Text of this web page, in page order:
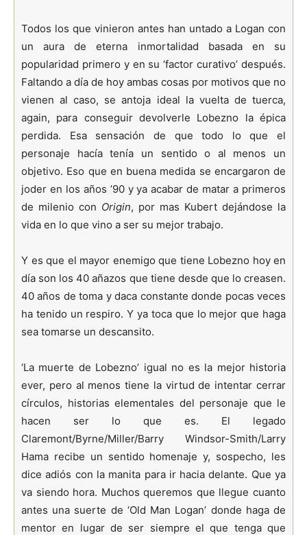
Todos los que vinieron antes han untado a Logan con
un aura de eterna inmortalidad basada en su
popularidad primero y en su ‘factor curativo’ después.
Faltando a día de hoy ambas cosas por motivos que no
vienen al caso, se antoja ideal la vuelta de tuerca,
again, para conseguir devolverle Lobezno la épica
perdida. Esa sensación de que todo lo que el
personaje hacía tenía un sentido o al menos un
objetivo. Eso que en buena medida se encargaron de
joder en los años ’90 y ya acabar de matar a primeros
de milenio con Origin, por mas Kubert dejándose la
vida en lo que vino a ser su mejor trabajo.
Y es que el mayor enemigo que tiene Lobezno hoy en
día son los 40 añazos que tiene desde que lo creasen.
40 años de toma y daca constante donde pocas veces
ha tenido un respiro. Y ya toca que lo mejor que haga
sea tomarse un descansito.
‘La muerte de Lobezno’ igual no es la mejor historia
ever, pero al menos tiene la virtud de intentar cerrar
círculos, historias elementales del personaje que le
hacen ser lo que es. El legado
Claremont/Byrne/Miller/Barry Windsor-Smith/Larry
Hama recibe un sentido homenaje y, sospecho, les
dice adiós con la manita para ir hacia delante. Que ya
va siendo hora. Muchos queremos que llegue cuanto
antes una suerte de ‘Old Man Logan’ donde haga de
mentor en lugar de ser siempre el que tenga que